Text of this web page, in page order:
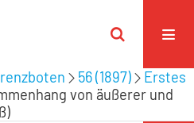
56 (1897)
Erstes
von äußerer und